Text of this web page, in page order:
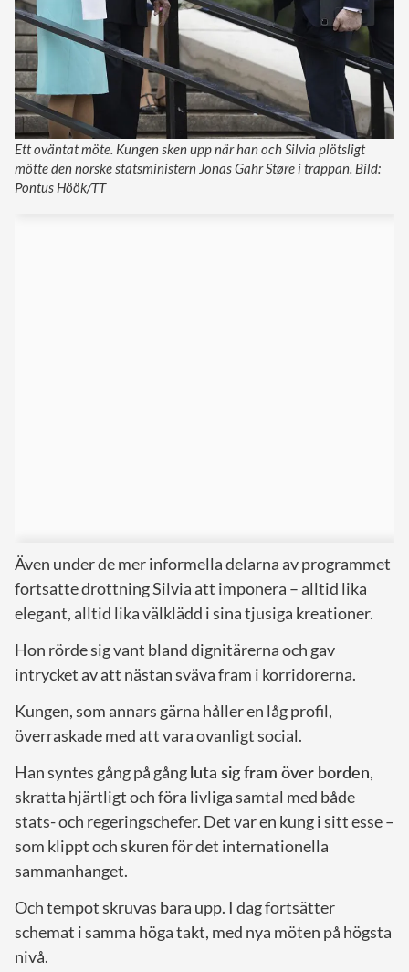
Ett oväntat möte. Kungen sken upp när han och Silvia plötsligt
mötte den norske statsministern Jonas Gahr Støre i trappan. Bild:
Pontus Höök/TT
Även under de mer informella delarna av programmet
fortsatte drottning Silvia att imponera – alltid lika
elegant, alltid lika välklädd i sina tjusiga kreationer.
Hon rörde sig vant bland dignitärerna och gav
intrycket av att nästan sväva fram i korridorerna.
Kungen, som annars gärna håller en låg profil,
överraskade med att vara ovanligt social.
Han syntes gång på gångluta sig fram över borden,
skratta hjärtligt och föra livliga samtal med både
stats- och regeringschefer. Det var en kung i sitt esse –
som klippt och skuren för det internationella
sammanhanget.
Och tempot skruvas bara upp. I dag fortsätter
schemat i samma höga takt, med nya möten på högsta
nivå.